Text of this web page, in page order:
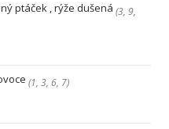
ptáček , rýže dušená (3, 9,
(1, 3, 6, 7)